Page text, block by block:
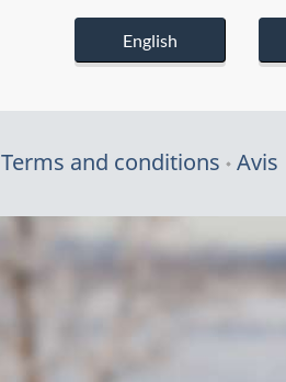
English
Terms and conditions Avis